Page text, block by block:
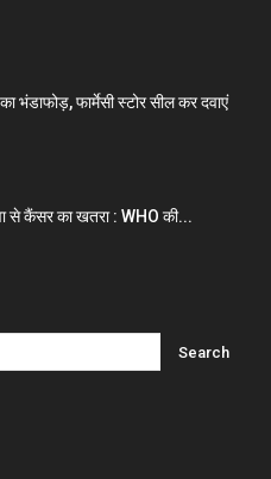
भंडाफोड़, फार्मेसी स्टोर सील कर दवाएं
से कैंसर का खतरा : WHO की...